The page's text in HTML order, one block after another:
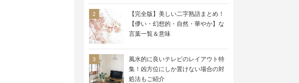
【完全版】美しい二字熟語まとめ！
【儚い・幻想的・自然・華やか】な
言葉一覧＆意味
風水的に良いテレビのレイアウト特
集！凶方位にしか置けない場合の対
処法もご紹介